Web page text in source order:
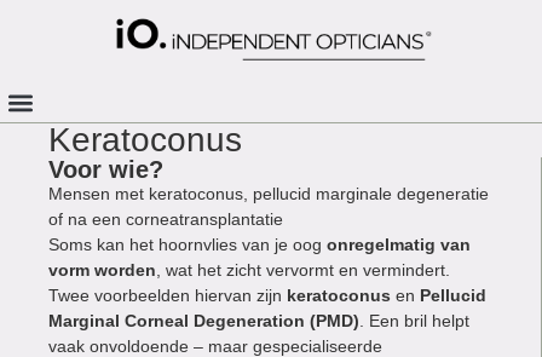
Keratoconus
Voor wie?
Mensen met keratoconus, pellucid marginale degeneratie
of na een corneatransplantatie
Soms kan het hoornvlies van je oog onregelmatig van
vorm worden , wat het zicht vervormt en vermindert.
Twee voorbeelden hiervan zijn keratoconus en Pellucid
Marginal Corneal Degeneration (PMD) . Een bril helpt
vaak onvoldoende – maar gespecialiseerde